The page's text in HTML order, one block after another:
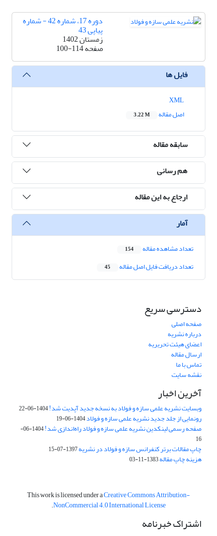
دوره 17، شماره 42 - شماره
پیاپی 43
زمستان 1402
صفحه100-114
فایل ها
اصل مقاله
3.22 M
سابقه مقاله
هم رسانی
ارجاع به این مقاله
آمار
تعداد مشاهده مقاله 154
تعداد دریافت فایل اصل مقاله 45
دسترسی سریع
صفحه اصلی
درباره نشریه
اعضای هیئت تحریریه
ارسال مقاله
تماس با ما
نقشه سایت
آخرین اخبار
وبسایت نشریه علمی سازه و فولاد به نسخه جدید آپدیت شد!1404-06-22
رونمایی از جلد جدید نشریه علمی سازه و فولاد1404-06-19
صفحه رسمی لینکدین نشریه علمی سازه و فولاد راه‌اندازی شد!
1404-06-
16
چاپ مقالات برتر کنفرانس سازه و فولاد در نشریه1397-07-15
هزینه چاپ مقاله1383-11-03
This work is licensed under aCreative Commons Attribution-
NonCommercial 4.0 International License
.
اشتراک خبرنامه